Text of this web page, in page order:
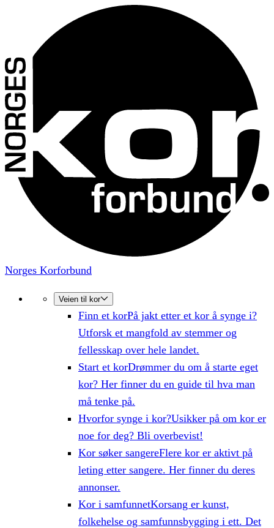
Norges Korforbund
Veien til kor
Finn et korPå jakt etter et kor å synge i?
Utforsk et mangfold av stemmer og
fellesskap over hele landet.
Start et korDrømmer du om å starte eget
kor? Her finner du en guide til hva man
må tenke på.
Hvorfor synge i kor?Usikker på om kor er
noe for deg? Bli overbevist!
Kor søker sangereFlere kor er aktivt på
leting etter sangere. Her finner du deres
annonser.
Kor i samfunnetKorsang er kunst,
folkehelse og samfunnsbygging i ett. Det